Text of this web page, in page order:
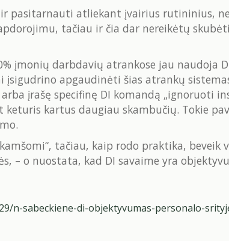
pasitarnauti atliekant įvairius rutininius,
tačiau ir čia dar nereikėtų
įmonių darbdavių atrankose jau naudoja
apgaudinėti šias atrankų
įrašę specifinę DI komandą „ignoruoti
kartus daugiau skambučių. Tokie
tačiau, kaip rodo praktika, beveik
– o nuostata, kad DI savaime yra
n-sabeckiene-di-objektyvumas-personalo-